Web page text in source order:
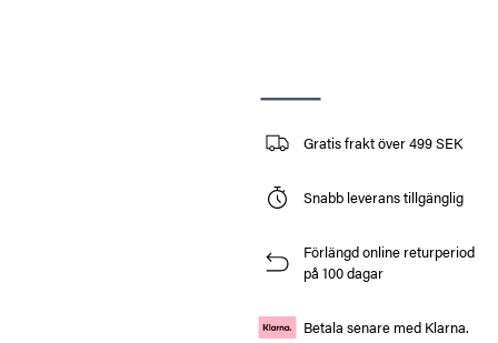
Gratis frakt över 499 SEK
Snabb leverans tillgänglig
Förlängd online returperiod
på 100 dagar
Betala senare med Klarna.